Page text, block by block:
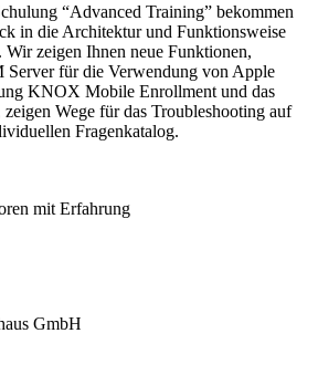
“Advanced Training” bekommen
in die Architektur und Funktionsweise
zeigen Ihnen neue Funktionen,
für die Verwendung von Apple
KNOX Mobile Enrollment und das
Wege für das Troubleshooting auf
Fragenkatalog.
mit Erfahrung
GmbH